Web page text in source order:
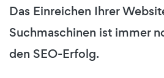
Das Einreichen Ihrer
Suchmaschinen ist immer
den SEO-Erfolg.